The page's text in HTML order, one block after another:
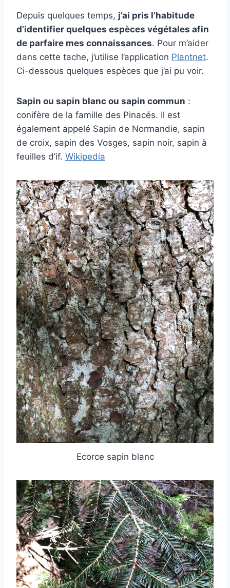
Depuis quelques temps, j’ai pris l’habitude
d’identifier quelques espèces végétales afin
de parfaire mes connaissances. Pour m’aider
dans cette tache, j’utilise l’application Plantnet.
Ci-dessous quelques espèces que j’ai pu voir.
Sapin ou sapin blanc ou sapin commun :
conifère de la famille des Pinacés. Il est
également appelé Sapin de Normandie, sapin
de croix, sapin des Vosges, sapin noir, sapin à
feuilles d’if. Wikipedia
Ecorce sapin blanc